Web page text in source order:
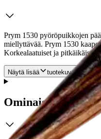
Prym 1530 pyöröpuikkojen
miellyttävää. Prym 1530
Korkealaatuiset ja pitkäikäiset
Näytä lisää tuotekuvausta
Ominaisuudet